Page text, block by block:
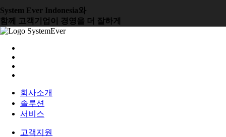
System Ever Indonesia와
함께 고객기업이 경영을 더 잘하게
회사소개
솔루션
서비스
고객지원